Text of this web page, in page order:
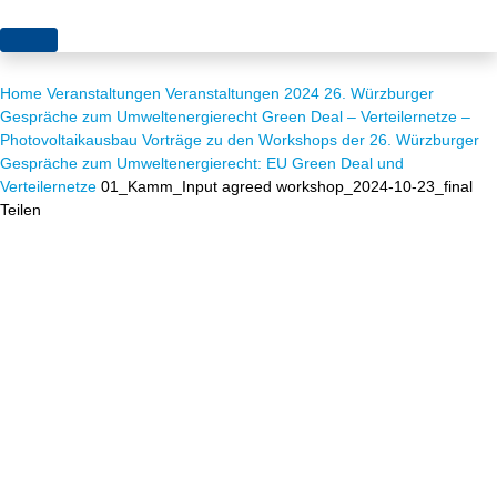
Themen
Akzeptanz
Europa
Projekte
Publikationen
News
Home Veranstaltungen Veranstaltungen 2024 26. Würzburger
Gespräche zum Umweltenergierecht Green Deal – Verteilernetze –
Photovoltaikausbau Vorträge zu den Workshops der 26. Würzburger
Gespräche zum Umweltenergierecht: EU Green Deal und
Verteilernetze 01_Kamm_Input agreed workshop_2024-10-23_final
Teilen